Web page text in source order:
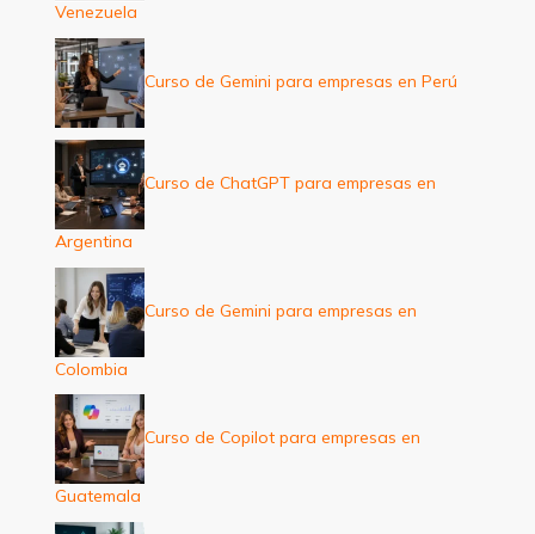
Venezuela
Curso de Gemini para empresas en Perú
Curso de ChatGPT para empresas en
Argentina
Curso de Gemini para empresas en
Colombia
Curso de Copilot para empresas en
Guatemala